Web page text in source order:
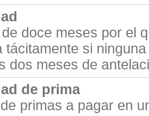
doce meses por el
tácitamente si
dos meses de
de prima
primas a pagar en